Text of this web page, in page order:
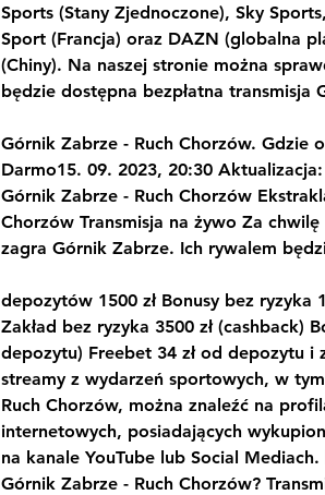
Sports (Stany Zjednoczone), Sky
Sport (Francja) oraz DAZN (globalna
(Chiny). Na naszej stronie można
będzie dostępna bezpłatna transmisja
Górnik Zabrze - Ruch Chorzów. Gdzie
Darmo15. 09. 2023, 20:30
Górnik Zabrze - Ruch Chorzów
Chorzów Transmisja na żywo Za
zagra Górnik Zabrze. Ich rywalem
depozytów 1500 zł Bonusy bez ryzyka
Zakład bez ryzyka 3500 zł (cashback)
depozytu) Freebet 34 zł od depozytu
streamy z wydarzeń sportowych, w
Ruch Chorzów, można znaleźć na
internetowych, posiadających
na kanale YouTube lub Social
Górnik Zabrze - Ruch Chorzów?